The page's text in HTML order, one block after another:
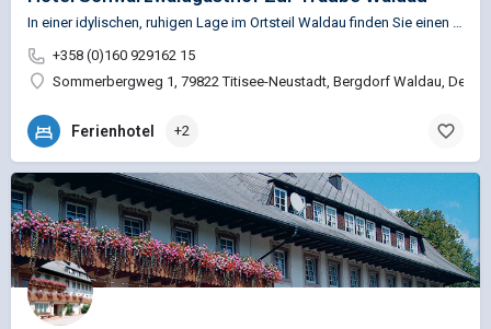
+358 (0)160 929162 15
Sommerbergweg 1, 79822 Titisee-Neustadt, Bergdorf Waldau,
Ferienhotel +2